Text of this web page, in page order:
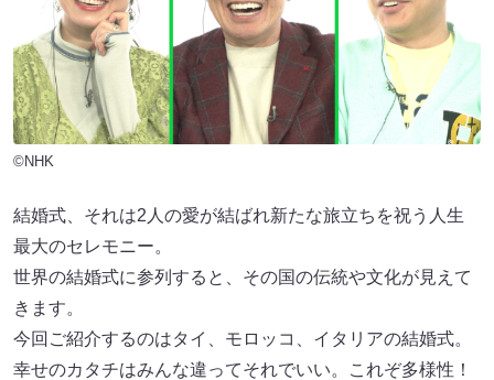
©NHK
結婚式、それは2人の愛が結ばれ新たな旅立ちを祝う人生
最大のセレモニー。
世界の結婚式に参列すると、その国の伝統や文化が見えて
きます。
今回ご紹介するのはタイ、モロッコ、イタリアの結婚式。
幸せのカタチはみんな違ってそれでいい。これぞ多様性！